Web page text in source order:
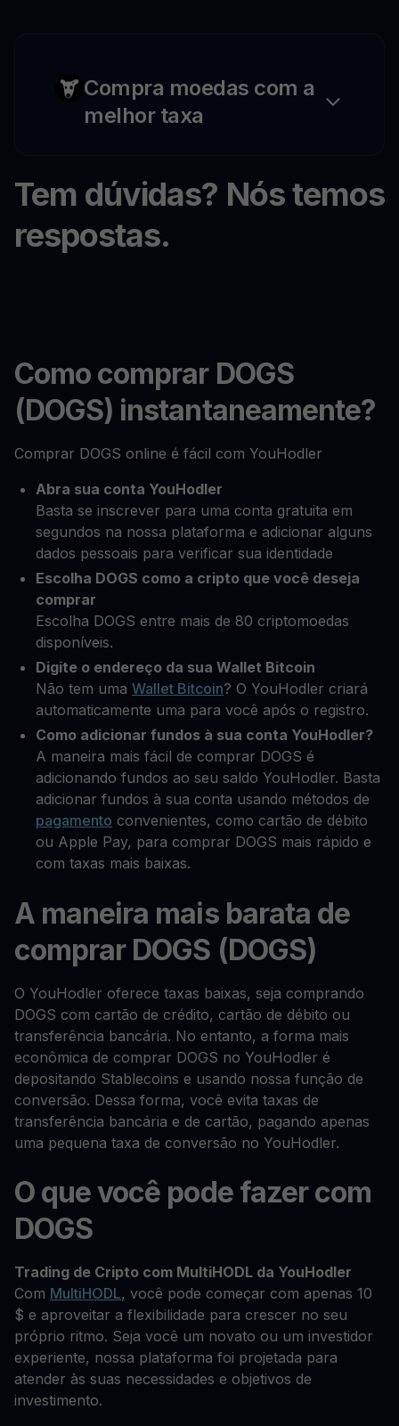
Compra moedas com a
melhor taxa
Tem dúvidas? Nós temos
respostas.
Como comprar DOGS
(DOGS) instantaneamente?
Comprar DOGS online é fácil com YouHodler
Abra sua conta YouHodler
Basta se inscrever para uma conta gratuita em
segundos na nossa plataforma e adicionar alguns
dados pessoais para verificar sua identidade
Escolha DOGS como a cripto que você deseja
comprar
Escolha DOGS entre mais de 80 criptomoedas
disponíveis.
Digite o endereço da sua Wallet Bitcoin
Não tem uma Wallet Bitcoin? O YouHodler criará
automaticamente uma para você após o registro.
Como adicionar fundos à sua conta YouHodler?
A maneira mais fácil de comprar DOGS é
adicionando fundos ao seu saldo YouHodler. Basta
adicionar fundos à sua conta usando métodos de
pagamento convenientes, como cartão de débito
ou Apple Pay, para comprar DOGS mais rápido e
com taxas mais baixas.
A maneira mais barata de
comprar DOGS (DOGS)
O YouHodler oferece taxas baixas, seja comprando
DOGS com cartão de crédito, cartão de débito ou
transferência bancária. No entanto, a forma mais
econômica de comprar DOGS no YouHodler é
depositando Stablecoins e usando nossa função de
conversão. Dessa forma, você evita taxas de
transferência bancária e de cartão, pagando apenas
uma pequena taxa de conversão no YouHodler.
O que você pode fazer com
DOGS
Trading de Cripto com MultiHODL da YouHodler
Com MultiHODL, você pode começar com apenas 10
$ e aproveitar a flexibilidade para crescer no seu
próprio ritmo. Seja você um novato ou um investidor
experiente, nossa plataforma foi projetada para
atender às suas necessidades e objetivos de
investimento.